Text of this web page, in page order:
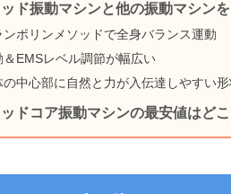
ド振動マシンと他の振動マシン
ポリンメソッドで全身バランス運動
EMSレベル調節が幅広い
中心部に自然と力が入伝達しやすい形
ドコア振動マシンの最安値はどこ